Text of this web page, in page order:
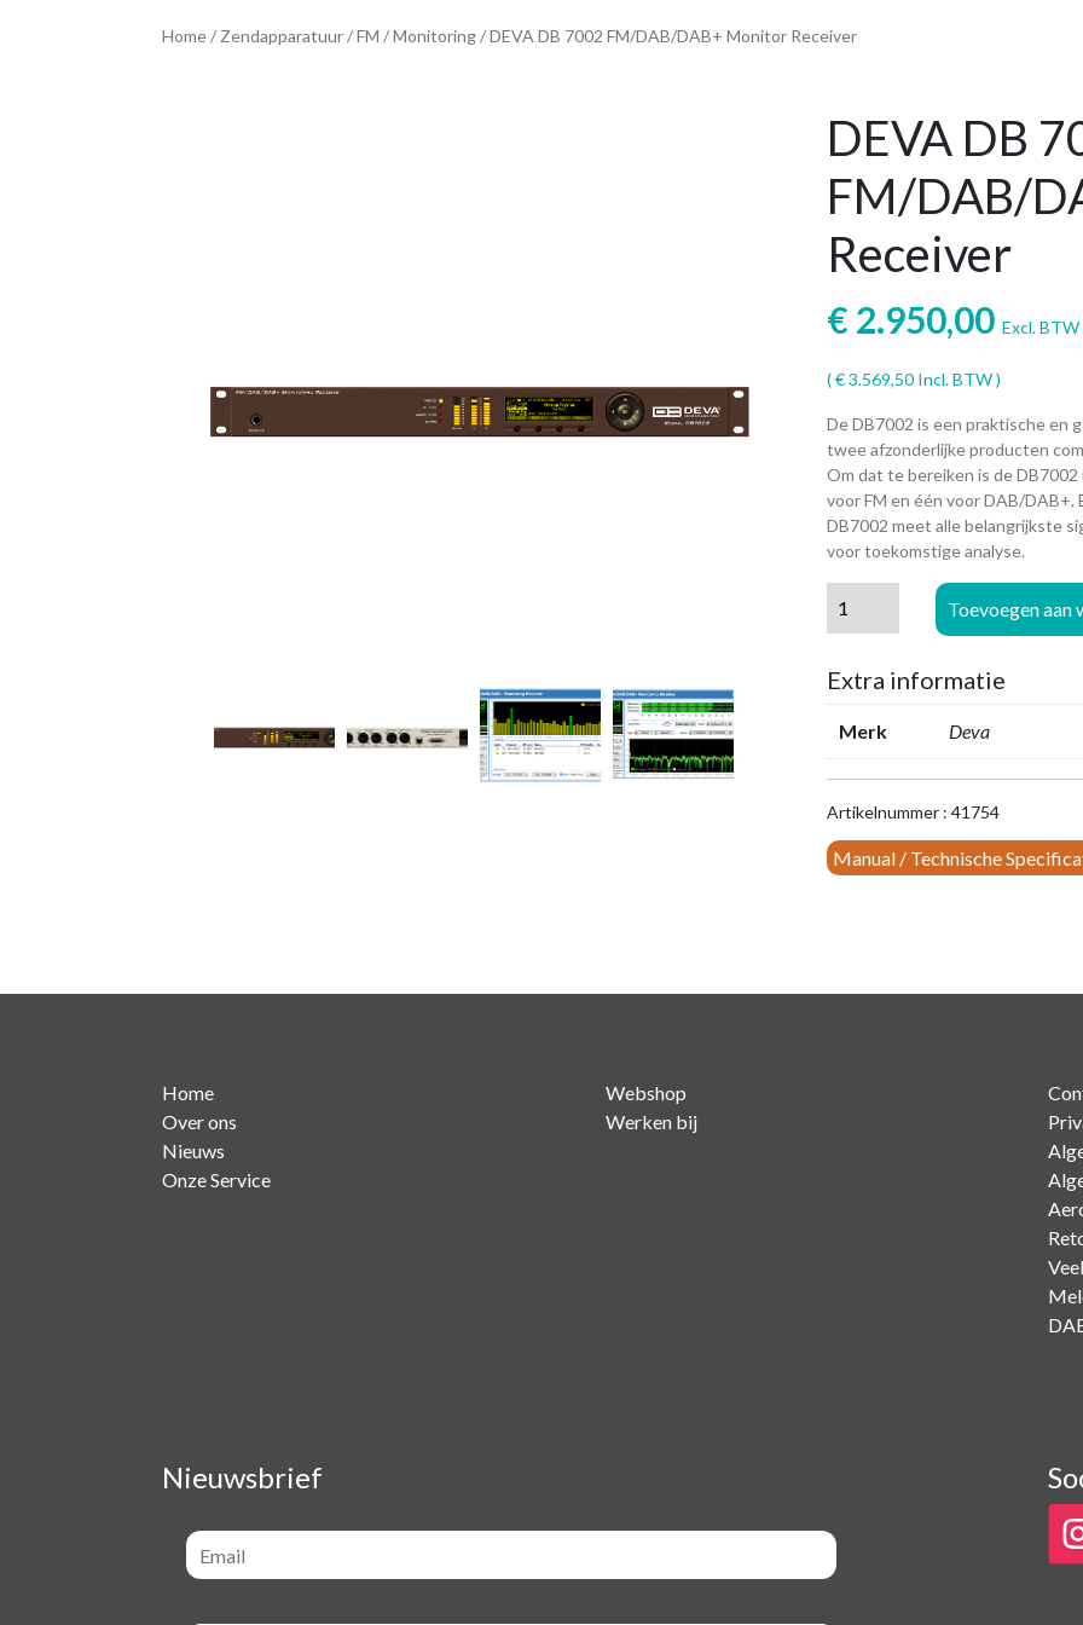
Home/ Zendapparatuur/FM /Monitoring/ DEVA DB 7002 FM/DAB/DAB+ Monitor Receiver
DEVA DB
FM/DAB/
Receiver
€ 2.950,00 Excl. BTW
(€3.569,50 Incl. BTW )
De DB7002 is een praktische en
twee afzonderlijke producten
Om dat te bereiken is de
voor FM en één voor DAB/
DB7002 meet alle belangrijkste
voor toekomstige analyse.
FM/DAB/DAB+
Monitor
Receiver
Toevoegen aan
Extra informatie
Merk Deva
Artikelnummer : 41754
Manual / Technische
Home
Over ons
Nieuws
Onze Service
Webshop
Werken bij
Nieuwsbrief